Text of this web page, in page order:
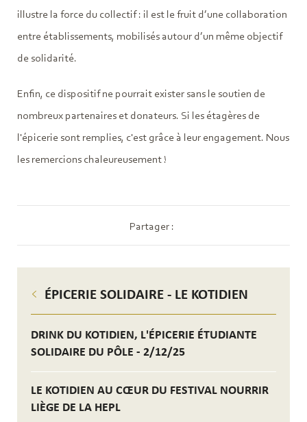
ÉPICERIE SOLIDAIRE - LE KOTIDIEN
DRINK DU KOTIDIEN, L'ÉPICERIE ÉTUDIANTE
SOLIDAIRE DU PÔLE - 2/12/25
LE KOTIDIEN AU CŒUR DU FESTIVAL NOURRIR
LIÈGE DE LA HEPL
illustre la force du collectif : il est le fruit d’une collaboration
entre établissements, mobilisés autour d’un même objectif
de solidarité.
Enfin, ce dispositif ne pourrait exister sans le soutien de
nombreux partenaires et donateurs. Si les étagères de
l'épicerie sont remplies, c'est grâce à leur engagement. Nous
les remercions chaleureusement !
Partager :